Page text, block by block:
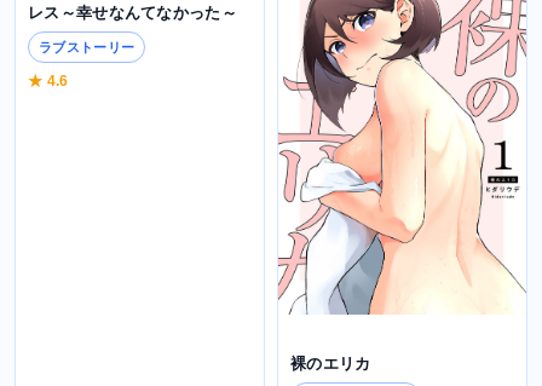
裸のエリカ